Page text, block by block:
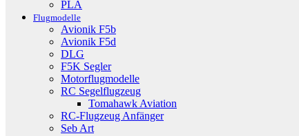
PLA
Flugmodelle
Avionik F5b
Avionik F5d
DLG
F5K Segler
Motorflugmodelle
RC Segelflugzeug
Tomahawk Aviation
RC-Flugzeug Anfänger
Seb Art